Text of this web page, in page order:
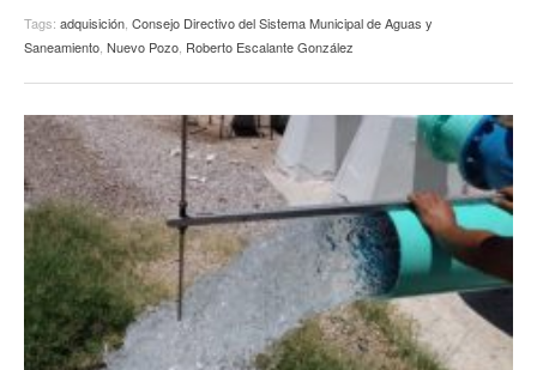
Tags: adquisición Consejo Directivo del Sistema Municipal de Aguas y
Saneamiento Nuevo Pozo Roberto Escalante González